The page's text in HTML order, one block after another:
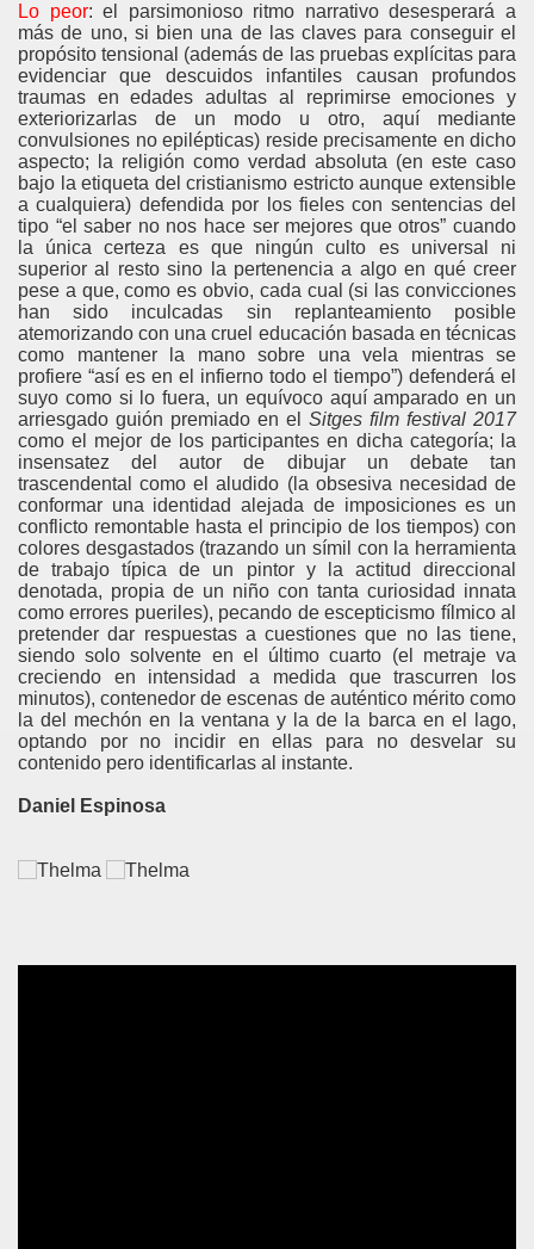
Lo peor: el parsimonioso ritmo narrativo desesperará a
más de uno, si bien una de las claves para conseguir el
propósito tensional (además de las pruebas explícitas para
evidenciar que descuidos infantiles causan profundos
traumas en edades adultas al reprimirse emociones y
exteriorizarlas de un modo u otro, aquí mediante
convulsiones no epilépticas) reside precisamente en dicho
aspecto; la religión como verdad absoluta (en este caso
bajo la etiqueta del cristianismo estricto aunque extensible
a cualquiera) defendida por los fieles con sentencias del
tipo “el saber no nos hace ser mejores que otros” cuando
la única certeza es que ningún culto es universal ni
superior al resto sino la pertenencia a algo en qué creer
pese a que, como es obvio, cada cual (si las convicciones
han sido inculcadas sin replanteamiento posible
atemorizando con una cruel educación basada en técnicas
como mantener la mano sobre una vela mientras se
profiere “así es en el infierno todo el tiempo”) defenderá el
suyo como si lo fuera, un equívoco aquí amparado en un
arriesgado guión premiado en el Sitges film festival 2017
como el mejor de los participantes en dicha categoría; la
insensatez del autor de dibujar un debate tan
trascendental como el aludido (la obsesiva necesidad de
conformar una identidad alejada de imposiciones es un
conflicto remontable hasta el principio de los tiempos) con
colores desgastados (trazando un símil con la herramienta
de trabajo típica de un pintor y la actitud direccional
denotada, propia de un niño con tanta curiosidad innata
como errores pueriles), pecando de escepticismo fílmico al
pretender dar respuestas a cuestiones que no las tiene,
siendo solo solvente en el último cuarto (el metraje va
creciendo en intensidad a medida que trascurren los
minutos), contenedor de escenas de auténtico mérito como
la del mechón en la ventana y la de la barca en el lago,
optando por no incidir en ellas para no desvelar su
contenido pero identificarlas al instante.
Daniel Espinosa